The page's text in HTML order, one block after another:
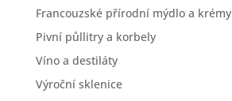
Francouzské přírodní mýdlo a krémy
Pivní půllitry a korbely
Víno a destiláty
Výroční sklenice